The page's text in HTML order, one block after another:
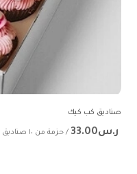
صناديق كب كيك
ر.س33.00 / حزمة من ١٠ صناديق